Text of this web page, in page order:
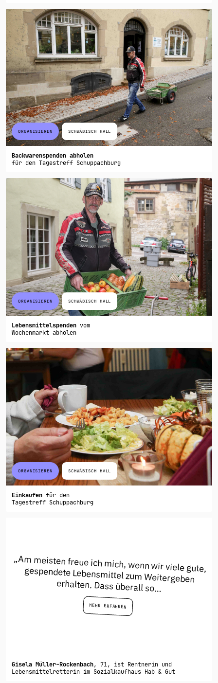
ORGANISIEREN SCHWÄBISCH HALL
Backwarenspenden abholen
für den Tagestreff Schuppachburg
ORGANISIEREN SCHWÄBISCH HALL
Lebensmittelspenden vom
Wochenmarkt abholen
ORGANISIEREN SCHWÄBISCH HALL
Einkaufen für den
Tagestreff Schuppachburg
„Am meisten freue ich mich, wenn wir viele gute,
gespendete Lebensmittel zum Weitergeben
erhalten. Dass überall so…
MEHR ERFAHREN
Gisela Müller-Rockenbach, 71, ist Rentnerin und
Lebensmittelretterin im Sozialkaufhaus Hab & Gut